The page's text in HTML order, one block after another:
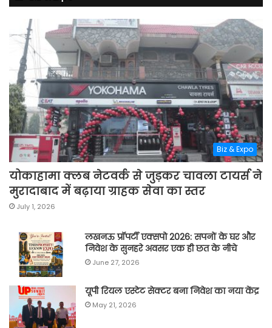
Biz & Expo
योकाहामा क्लब नेटवर्क से जुड़कर चावला टायर्स ने
मुरादाबाद में बढ़ाया ग्राहक सेवा का स्तर
July 1, 2026
लखनऊ प्रॉपर्टी एक्सपो 2026: सपनों के घर और
निवेश के सुनहरे अवसर एक ही छत के नीचे
June 27, 2026
यूपी रियल एस्टेट सेक्टर बना निवेश का नया केंद्र
May 21, 2026